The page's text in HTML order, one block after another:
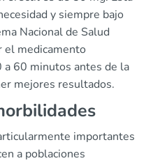
y siempre bajo
Nacional de Salud
el medicamento
60 minutos antes de la
mejores resultados.
importantes
a poblaciones